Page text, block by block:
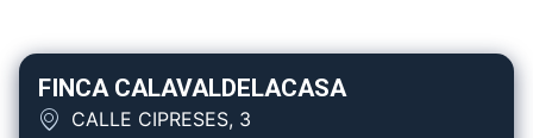
FINCA CALAVALDELACASA
CALLE CIPRESES, 3